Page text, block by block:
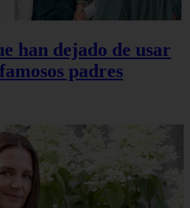
han dejado de usar
padres